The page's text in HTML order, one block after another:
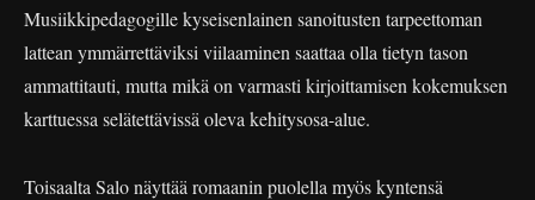
Musiikkipedagogille kyseisenlainen sanoitusten tarpeettoman
lattean ymmärrettäviksi viilaaminen saattaa olla tietyn tason
ammattitauti, mutta mikä on varmasti kirjoittamisen kokemuksen
karttuessa selätettävissä oleva kehitysosa-alue.
Toisaalta Salo näyttää romaanin puolella myös kyntensä